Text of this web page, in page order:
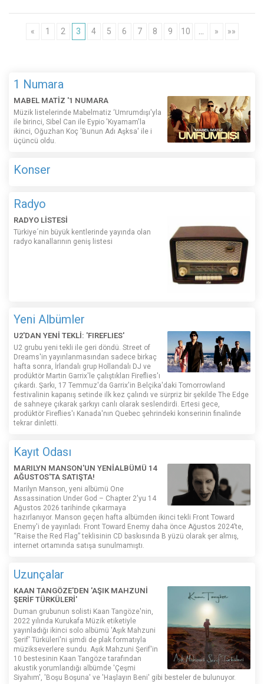
« 1 2 3 4 5 6 7 8 9 10 » »»
1 Numara
MABEL MATİZ '1 NUMARA
Müzik listelerinde Mabelmatiz ‘Umrumdışı'yla
ile birinci, Sibel Can ile Eypio 'Kıyamam'la
ikinci, Oğuzhan Koç 'Bunun Adı Aşksa' ile i
üçüncü oldu.
Konser
Radyo
RADYO LİSTESİ
Türkiye´nin büyük kentlerinde yayında olan
radyo kanallarının geniş listesi
Yeni Albümler
U2'DAN YENİ TEKLİ: 'FIREFLIES'
U2 grubu yeni tekli ile geri döndü. Street of
Dreams'in yayınlanmasından sadece birkaç
hafta sonra, İrlandalı grup Hollandalı DJ ve
prodüktör Martin Garrix'le çalıştıkları Fireflies'ı
çıkardı. Şarkı, 17 Temmuz'da Garrix'in Belçika'daki Tomorrowland
festivalinin kapanış setinde ilk kez çalındı ​​ve sürpriz bir şekilde The Edge
de sahneye çıkarak şarkıyı canlı olarak seslendirdi. Ertesi gece,
prodüktör Fireflies'ı Kanada'nın Quebec şehrindeki konserinin finalinde
tekrar dinletti.
Kayıt Odası
MARILYN MANSON'UN YENİALBÜMÜ 14
AĞUSTOS'TA SATIŞTA!
Marilyn Manson, yeni albümü One
Assassination Under God – Chapter 2'yu 14
Ağustos 2026 tarihinde çıkarmaya
hazırlanıyor. Manson geçen hafta albümden ikinci tekli Front Toward
Enemy'i de yayınladı. Front Toward Enemy daha önce Ağustos 2024’te,
“Raise the Red Flag” teklisinin CD baskısında B yüzü olarak şer almış,
internet ortamında satışa sunulmamıştı.
Uzunçalar
KAAN TANGÖZE'DEN 'AŞIK MAHZUNİ
ŞERİF TÜRKÜLERİ'
Duman grubunun solisti Kaan Tangöze'nin,
2022 yılında Kurukafa Müzik etiketiyle
yayınladığı ikinci solo albümü 'Aşık Mahzuni
Şerif' Türküleri'ni şimdi de plak formatıyla
müzikseverlere sundu. Aşık Mahzuni Şerif'in
10 bestesinin Kaan Tangöze tarafından
akustik yorumlandığı albümde 'Çeşmi
Siyahım', 'Boşu Boşuna' ve 'Haşlayın Beni' gibi besteler de bulunuyor.